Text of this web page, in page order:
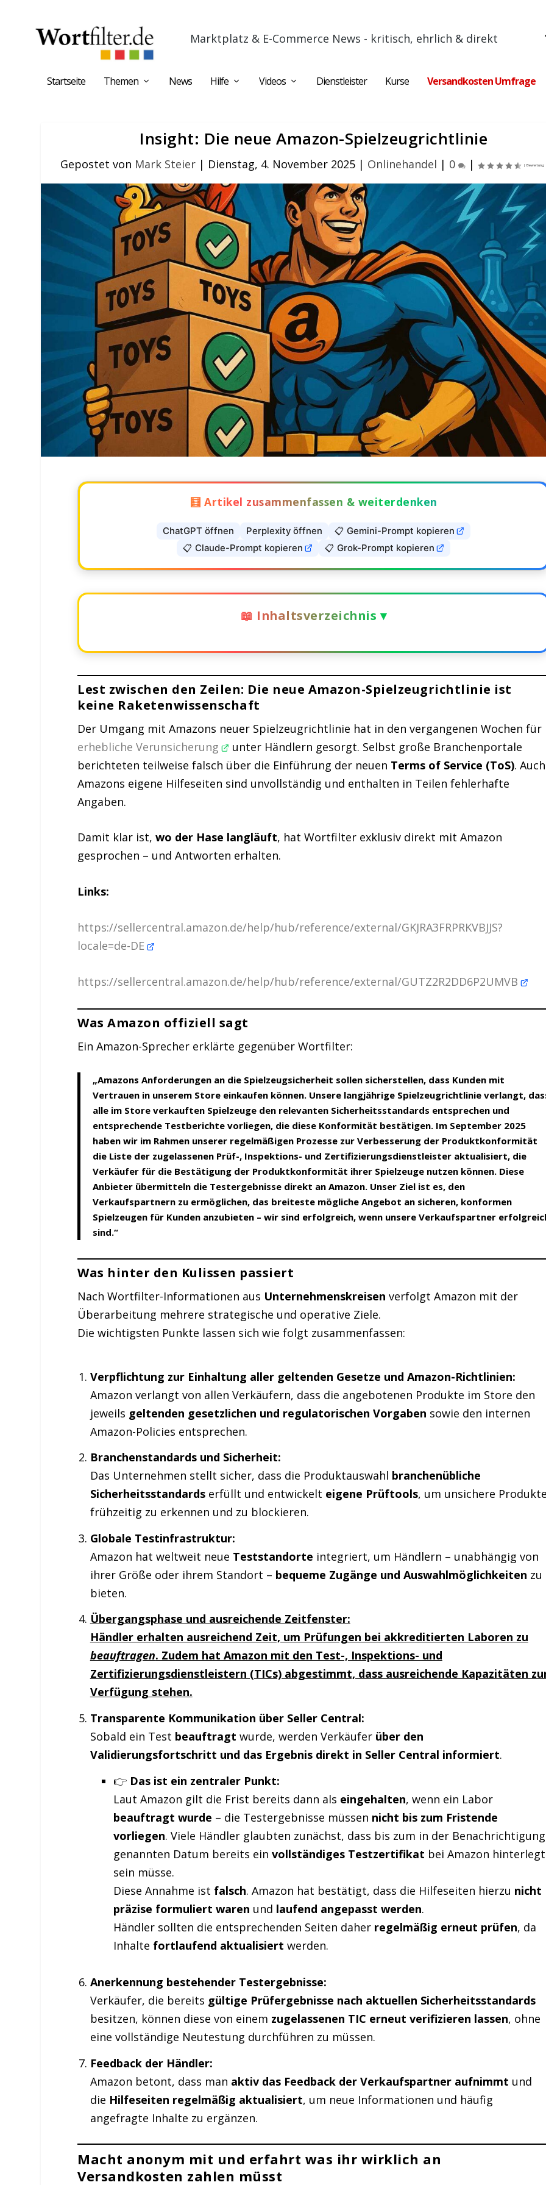
Marktplatz & E-Commerce News - kritisch, ehrlich & direkt
Startseite Themen News Hilfe Videos Dienstleister Kurse Versandkosten Umfrage
Insight: Die neue Amazon-Spielzeugrichtlinie
Gepostet von Mark Steier | Dienstag, 4. November 2025 | Onlinehandel | 0 |
🧮 Artikel zusammenfassen & weiterdenken
ChatGPT öffnen Perplexity öffnen
📋 Gemini-Prompt kopieren
📋 Claude-Prompt kopieren
📋 Grok-Prompt kopieren
📖 Inhaltsverzeichnis ▾
Raketenwissenschaft
Was Amazon offiziell sagt
Zu kurze Fristen?
Eine ASIN – zig Verifizierungen?
Einordnung / Meinung
Lest zwischen den Zeilen: Die neue Amazon-Spielzeugrichtlinie ist
keine Raketenwissenschaft
Der Umgang mit Amazons neuer Spielzeugrichtlinie hat in den vergangenen Wochen für
erhebliche Verunsicherung
unter Händlern gesorgt. Selbst große Branchenportale
berichteten teilweise falsch über die Einführung der neuen Terms of Service (ToS). Auch
Amazons eigene Hilfeseiten sind unvollständig und enthalten in Teilen fehlerhafte
Angaben.
Damit klar ist,wo der Hase langläuft, hat Wortfilter exklusiv direkt mit Amazon
gesprochen – und Antworten erhalten.
Links:
https://sellercentral.amazon.de/help/hub/reference/external/GKJRA3FRPRKVBJJS?
locale=de-DE
https://sellercentral.amazon.de/help/hub/reference/external/GUTZ2R2DD6P2UMVB
Was Amazon offiziell sagt
Ein Amazon-Sprecher erklärte gegenüber Wortfilter:
„Amazons Anforderungen an die Spielzeugsicherheit sollen sicherstellen, dass Kunden mit
Vertrauen in unserem Store einkaufen können. Unsere langjährige Spielzeugrichtlinie verlangt,
alle im Store verkauften Spielzeuge den relevanten Sicherheitsstandards entsprechen und
entsprechende Testberichte vorliegen, die diese Konformität bestätigen. Im September 2025
haben wir im Rahmen unserer regelmäßigen Prozesse zur Verbesserung der Produktkonformität
die Liste der zugelassenen Prüf-, Inspektions- und Zertifizierungsdienstleister aktualisiert, die
Verkäufer für die Bestätigung der Produktkonformität ihrer Spielzeuge nutzen können. Diese
Anbieter übermitteln die Testergebnisse direkt an Amazon. Unser Ziel ist es, den
Verkaufspartnern zu ermöglichen, das breiteste mögliche Angebot an sicheren, konformen
Spielzeugen für Kunden anzubieten – wir sind erfolgreich, wenn unsere Verkaufspartner
sind.“
Was hinter den Kulissen passiert
Nach Wortfilter-Informationen aus Unternehmenskreisen verfolgt Amazon mit der
Überarbeitung mehrere strategische und operative Ziele.
Die wichtigsten Punkte lassen sich wie folgt zusammenfassen:
Verpflichtung zur Einhaltung aller geltenden Gesetze und Amazon-Richtlinien:
Amazon verlangt von allen Verkäufern, dass die angebotenen Produkte im Store den
jeweils geltenden gesetzlichen und regulatorischen Vorgaben sowie den internen
Amazon-Policies entsprechen.
Branchenstandards und Sicherheit:
Das Unternehmen stellt sicher, dass die Produktauswahl branchenübliche
Sicherheitsstandardserfüllt und entwickelt eigene Prüftools, um unsichere
frühzeitig zu erkennen und zu blockieren.
Globale Testinfrastruktur:
Amazon hat weltweit neue Teststandorte integriert, um Händlern – unabhängig von
ihrer Größe oder ihrem Standort – bequeme Zugänge und Auswahlmöglichkeiten zu
bieten.
Übergangsphase und ausreichende Zeitfenster:
Händler erhalten ausreichend Zeit, um Prüfungen bei akkreditierten Laboren zu
beauftragen. Zudem hat Amazon mit den Test-, Inspektions- und
Zertifizierungsdienstleistern (TICs) abgestimmt, dass ausreichende Kapazitäten
Verfügung stehen.
Transparente Kommunikation über Seller Central:
Sobald ein Test beauftragt wurde, werden Verkäufer über den
Validierungsfortschritt und das Ergebnis direkt in Seller Central informiert.
👉 Das ist ein zentraler Punkt:
Laut Amazon gilt die Frist bereits dann als eingehalten, wenn ein Labor
beauftragt wurde – die Testergebnisse müssen nicht bis zum Fristende
vorliegen. Viele Händler glaubten zunächst, dass bis zum in der Benachrichtigung
genannten Datum bereits einvollständiges Testzertifikat bei Amazon hinterlegt
sein müsse.
Diese Annahme ist falsch. Amazon hat bestätigt, dass die Hilfeseiten hierzu nicht
präzise formuliert waren und laufend angepasst werden.
Händler sollten die entsprechenden Seiten daher regelmäßig erneut prüfen, da
Inhalte fortlaufend aktualisiert werden.
Anerkennung bestehender Testergebnisse:
Verkäufer, die bereits gültige Prüfergebnisse nach aktuellen Sicherheitsstandards
besitzen, können diese von einem zugelassenen TIC erneut verifizieren lassen, ohne
eine vollständige Neutestung durchführen zu müssen.
Feedback der Händler:
Amazon betont, dass man aktiv das Feedback der Verkaufspartner aufnimmt und
die Hilfeseiten regelmäßig aktualisiert, um neue Informationen und häufig
angefragte Inhalte zu ergänzen.
Macht anonym mit und erfahrt was ihr wirklich an
Versandkosten zahlen müsst